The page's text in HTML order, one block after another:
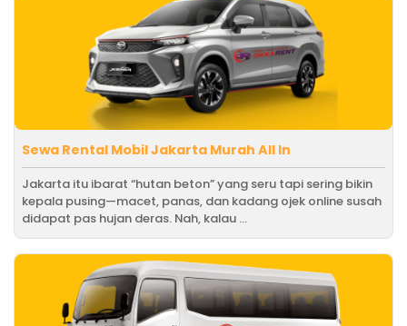
Sewa Rental Mobil Jakarta Murah All In
Jakarta itu ibarat “hutan beton” yang seru tapi sering bikin
kepala pusing—macet, panas, dan kadang ojek online susah
didapat pas hujan deras. Nah, kalau ...